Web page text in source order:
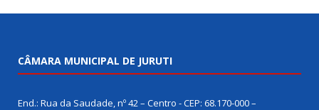
CÂMARA MUNICIPAL DE JURUTI
End.: Rua da Saudade, nº 42 – Centro - CEP: 68.170-000 –